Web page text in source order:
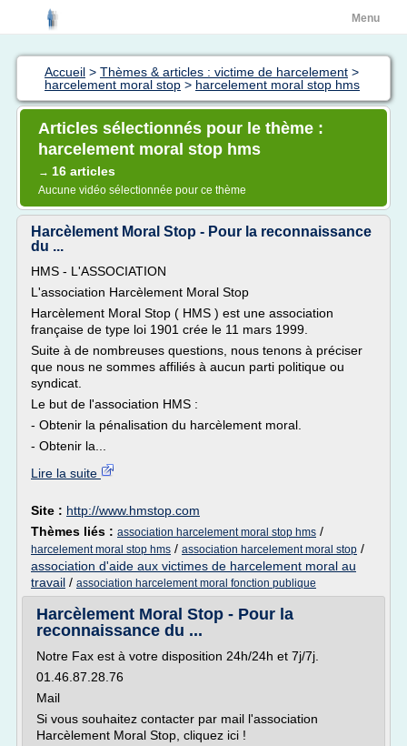
Menu
Accueil > Thèmes & articles : victime de harcelement >
harcelement moral stop > harcelement moral stop hms
Articles sélectionnés pour le thème :
harcelement moral stop hms
→ 16 articles
Aucune vidéo sélectionnée pour ce thème
Harcèlement Moral Stop - Pour la reconnaissance
du ...
HMS - L'ASSOCIATION
L'association Harcèlement Moral Stop
Harcèlement Moral Stop ( HMS ) est une association
française de type loi 1901 crée le 11 mars 1999.
Suite à de nombreuses questions, nous tenons à préciser
que nous ne sommes affiliés à aucun parti politique ou
syndicat.
Le but de l'association HMS :
- Obtenir la pénalisation du harcèlement moral.
- Obtenir la...
Lire la suite
Site : http://www.hmstop.com
Thèmes liés : association harcelement moral stop hms /
harcelement moral stop hms / association harcelement moral stop /
association d'aide aux victimes de harcelement moral au
travail / association harcelement moral fonction publique
Harcèlement Moral Stop - Pour la
reconnaissance du ...
Notre Fax est à votre disposition 24h/24h et 7j/7j.
01.46.87.28.76
Mail
Si vous souhaitez contacter par mail l'association
Harcèlement Moral Stop, cliquez ici !